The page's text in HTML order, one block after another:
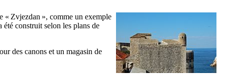
« Zvjezdan », comme un exemple
construit selon les plans de
des canons et un magasin de